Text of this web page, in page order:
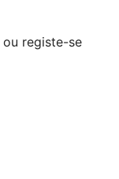
ou registe-se